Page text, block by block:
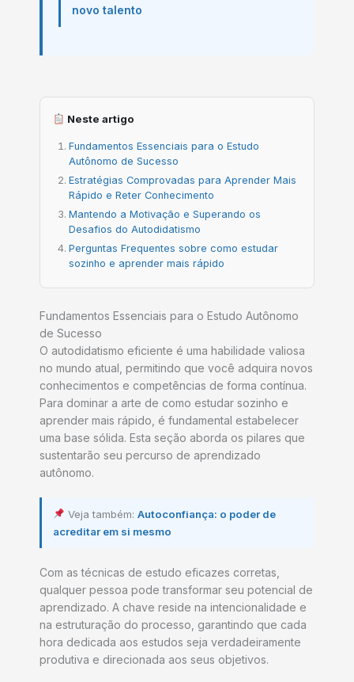
novo talento
Neste artigo
Fundamentos Essenciais para o Estudo
Autônomo de Sucesso
Estratégias Comprovadas para Aprender Mais
Rápido e Reter Conhecimento
Mantendo a Motivação e Superando os
Desafios do Autodidatismo
Perguntas Frequentes sobre como estudar
sozinho e aprender mais rápido
Fundamentos Essenciais para o Estudo Autônomo
de Sucesso
O autodidatismo eficiente é uma habilidade valiosa
no mundo atual, permitindo que você adquira novos
conhecimentos e competências de forma contínua.
Para dominar a arte de como estudar sozinho e
aprender mais rápido, é fundamental estabelecer
uma base sólida. Esta seção aborda os pilares que
sustentarão seu percurso de aprendizado
autônomo.
Veja também:Autoconfiança: o poder de
acreditar em si mesmo
Com as técnicas de estudo eficazes corretas,
qualquer pessoa pode transformar seu potencial de
aprendizado. A chave reside na intencionalidade e
na estruturação do processo, garantindo que cada
hora dedicada aos estudos seja verdadeiramente
produtiva e direcionada aos seus objetivos.